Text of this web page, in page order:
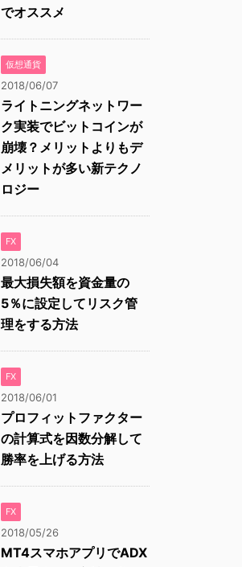
でオススメ
仮想通貨
2018/06/07
ライトニングネットワー
ク実装でビットコインが
崩壊？メリットよりもデ
メリットが多い新テクノ
ロジー
FX
2018/06/04
最大損失額を資金量の
5％に設定してリスク管
理をする方法
FX
2018/06/01
プロフィットファクター
の計算式を因数分解して
勝率を上げる方法
FX
2018/05/26
MT4スマホアプリでADX